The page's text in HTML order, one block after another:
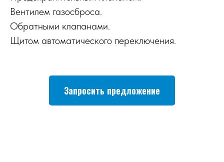
Вентилем газосброса.
Обратными клапанами.
Щитом автоматического переключения.
Запросить предложение